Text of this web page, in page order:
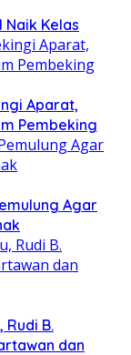
Naik Kelas
Aparat,
Pembeking
Agar
Rudi B.
dan